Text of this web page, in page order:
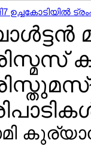
ഉച്ചകോടിയില്‍